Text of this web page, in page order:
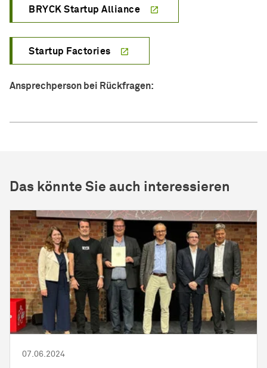
BRYCK Startup Alliance
Startup Factories
Ansprechperson bei Rückfragen:
Das könnte Sie auch interessieren
07.06.2024